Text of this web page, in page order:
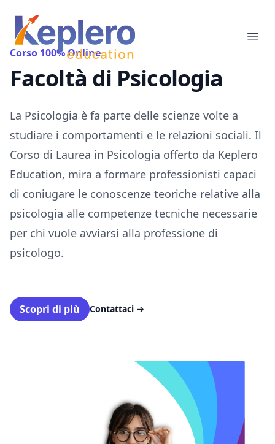
Keplero Education
Corso 100% Online
Facoltà di Psicologia
La Psicologia è fa parte delle scienze volte a
studiare i comportamenti e le relazioni sociali. Il
Corso di Laurea in Psicologia offerto da Keplero
Education, mira a formare professionisti capaci
di coniugare le conoscenze teoriche relative alla
psicologia alle competenze tecniche necessarie
per chi vuole avviarsi alla professione di
psicologo.
Scopri di più Contattaci →